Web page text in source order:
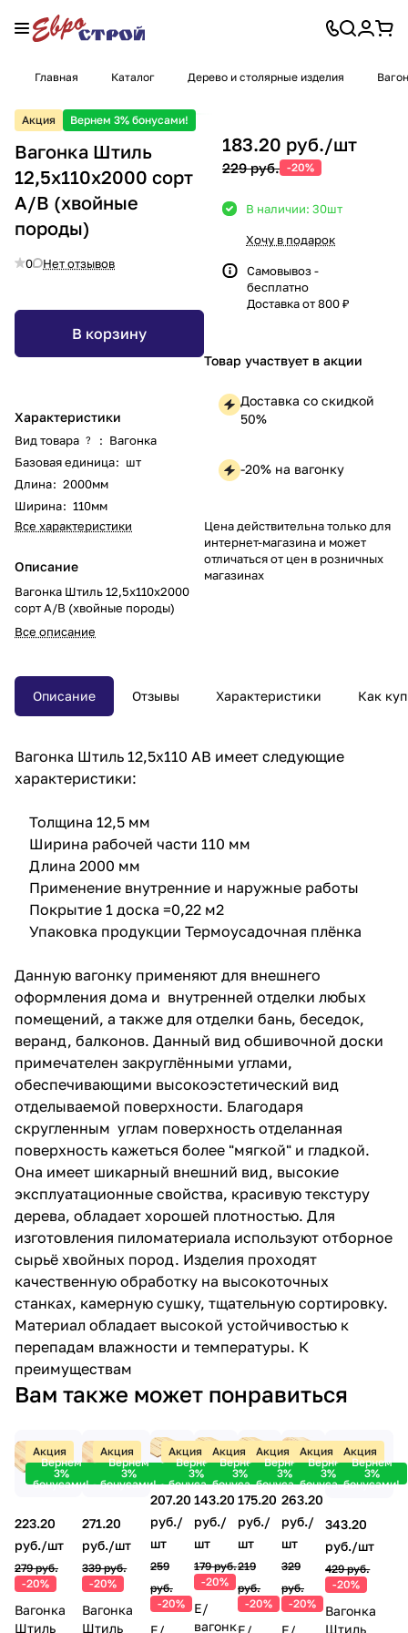
Главная Каталог Дерево и столярные изделия
Акция Вернем 3% бонусами!
Вагонка Штиль
12,5х110х2000 сорт
А/В (хвойные
породы)
0 Нет отзывов
В корзину
Характеристики
Вид товара ? : Вагонка
Базовая единица: шт
Длина: 2000мм
Ширина: 110мм
Все характеристики
Описание
Вагонка Штиль 12,5х110х2000
сорт А/В (хвойные породы)
Все описание
183.20 руб./шт
229 руб. -20%
В наличии: 30шт
Хочу в подарок
Самовывоз -
бесплатно
Доставка от 800 ₽
Товар участвует в акции
Доставка со скидкой
50%
-20% на вагонку
Цена действительна только для
интернет-магазина и может
отличаться от цен в розничных
магазинах
Описание Отзывы Характеристики Как
Вагонка Штиль 12,5х110 АВ имеет следующие
характеристики:
Толщина 12,5 мм
Ширина рабочей части 110 мм
Длина 2000 мм
Применение внутренние и наружные работы
Покрытие 1 доска =0,22 м2
Упаковка продукции Термоусадочная плёнка
Данную вагонку применяют для внешнего
оформления дома и внутренней отделки любых
помещений, а также для отделки бань, беседок,
веранд, балконов. Данный вид обшивочной доски
примечателен закруглёнными углами,
обеспечивающими высокоэстетический вид
отделываемой поверхности. Благодаря
скругленным углам поверхность отделанная
поверхность кажеться более "мягкой" и гладкой.
Она имеет шикарный внешний вид, высокие
эксплуатационные свойства, красивую текстуру
дерева, обладает хорошей плотностью. Для
изготовления пиломатериала используют отборное
сырьё хвойных пород. Изделия проходят
качественную обработку на высокоточных
станках, камерную сушку, тщательную сортировку.
Материал обладает высокой устойчивостью к
перепадам влажности и температуры. К
преимуществам
Вам также может понравиться
Акция
Вернем
3%
бонусами!
223.20
руб./шт
279 руб.
-20%
Вагонка
Штиль
Акция
Вернем
3%
бонусами!
271.20
руб./шт
339 руб.
-20%
Вагонка
Штиль
Акция
Вернем
3%
бонусами!
207.20
руб./
шт
259
руб.
-20%
Е/
Акция
Вернем
3%
бонусами!
143.20
руб./
шт
179 руб.
-20%
Е/
вагонка
Акция
Вернем
3%
бонусами!
175.20
руб./
шт
219
руб.
-20%
Е/
Акция
Вернем
3%
бонусами!
263.20
руб./
шт
329
руб.
-20%
Акция
Вернем
3%
бонусами!
343.20
руб./шт
429 руб.
-20%
Вагонка
Штиль